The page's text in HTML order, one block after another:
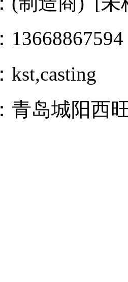
13668867594
kst,casting
青岛城阳西